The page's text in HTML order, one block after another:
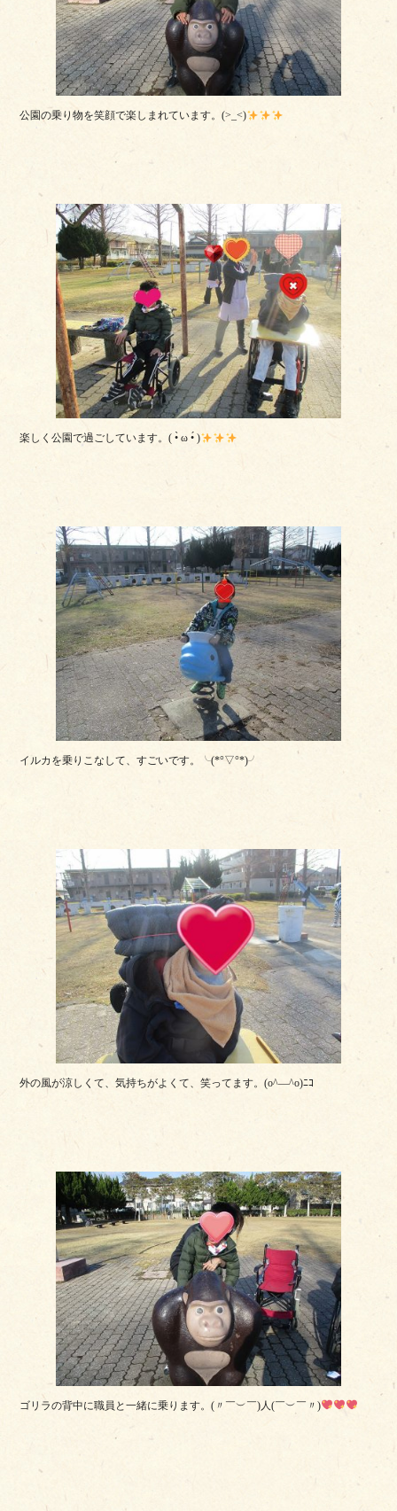
公園の乗り物を笑顔で楽しまれています。(>_<)
楽しく公園で過ごしています。( •̀ ω •́ )
イルカを乗りこなして、すごいです。╰(*°▽°*)╯
外の風が涼しくて、気持ちがよくて、笑ってます。(o^―^o)ﾆｺ
ゴリラの背中に職員と一緒に乗ります。(〃￣︶￣)人(￣︶￣〃)